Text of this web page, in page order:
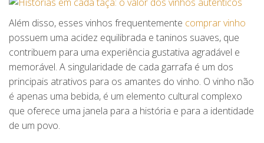
Além disso, esses vinhos frequentemente comprar vinho
possuem uma acidez equilibrada e taninos suaves, que
contribuem para uma experiência gustativa agradável e
memorável. A singularidade de cada garrafa é um dos
principais atrativos para os amantes do vinho. O vinho não
é apenas uma bebida, é um elemento cultural complexo
que oferece uma janela para a história e para a identidade
de um povo.